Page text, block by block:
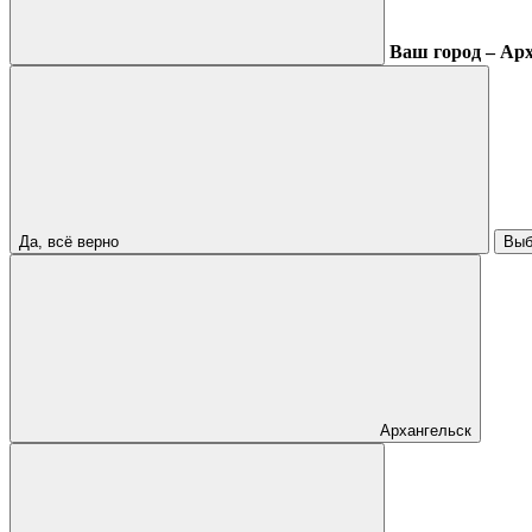
Ваш город –
Да, всё верно
Архангельск